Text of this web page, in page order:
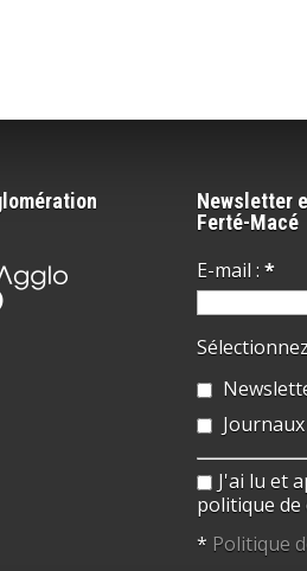
Newsletter
Ferté-Macé
E-mail : *
J'ai lu et
politique
* Politique